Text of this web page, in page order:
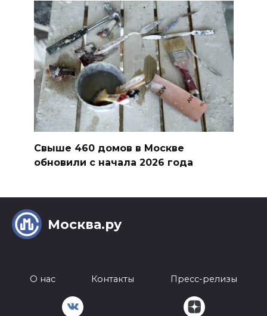
Свыше 460 домов в Москве
обновили с начала 2026 года
Москва.ру
О нас Контакты Пресс-релизы